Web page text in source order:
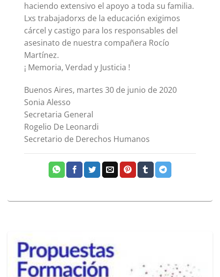
haciendo extensivo el apoyo a toda su familia.
Lxs trabajadorxs de la educación exigimos
cárcel y castigo para los responsables del
asesinato de nuestra compañera Rocío
Martínez.
¡ Memoria, Verdad y Justicia !
Buenos Aires, martes 30 de junio de 2020
Sonia Alesso
Secretaria General
Rogelio De Leonardi
Secretario de Derechos Humanos